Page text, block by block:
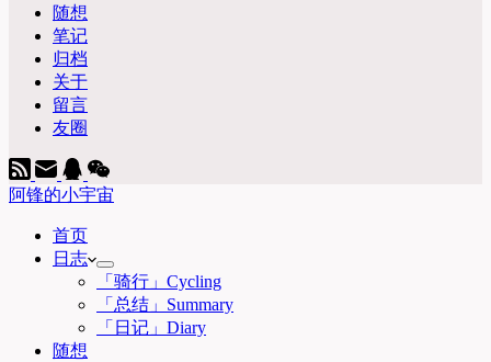
随想
笔记
归档
关于
留言
友圈
阿锋的小宇宙
首页
日志
「骑行」Cycling
「总结」Summary
「日记」Diary
随想